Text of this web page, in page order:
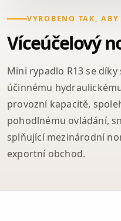
VYROBENO TAK, ABY
Víceúčelový
Mini rypadlo R13 se
účinnému
provozní kapacitě,
pohodlnému ovládání,
splňující mezinárodní
exportní obchod.